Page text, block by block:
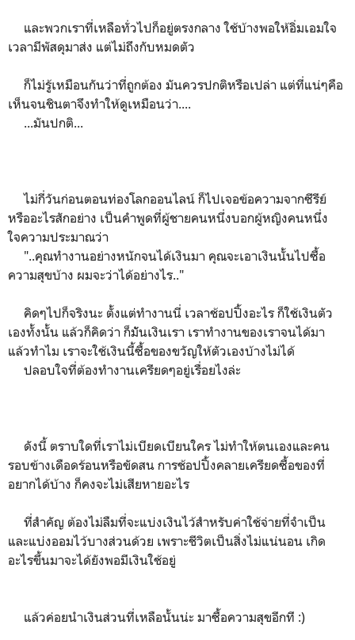
และพวกเราที่เหลือทั่วไปก็อยู่ตรงกลาง ใช้บ้างพอให้อิ่มเอมใจ
เวลามีพัสดุมาส่ง แต่ไม่ถึงกับหมดตัว
ก็ไม่รู้เหมือนกันว่าที่ถูกต้อง มันควรปกติหรือเปล่า แต่ที่แน่ๆคือ
เห็นจนชินตาจึงทำให้ดูเหมือนว่า....
...มันปกติ...
ไม่กี่วันก่อนตอนท่องโลกออนไลน์ ก็ไปเจอข้อความจากซีรีย์
หรืออะไรสักอย่าง เป็นคำพูดที่ผู้ชายคนหนึ่งบอกผู้หญิงคนหนึ่ง
ใจความประมาณว่า
"..คุณทำงานอย่างหนักจนได้เงินมา คุณจะเอาเงินนั้นไปซื้อ
ความสุขบ้าง ผมจะว่าได้อย่างไร.."
คิดๆไปก็จริงนะ ตั้งแต่ทำงานนี่ เวลาช้อปปิ้งอะไร ก็ใช้เงินตัว
เองทั้งนั้น แล้วก็คิดว่า ก็มัันเงินเรา เราทำงานของเราจนได้มา
แล้วทำไม เราจะใช้เงินนี้ซื้อของขวัญให้ตัวเองบ้างไม่ได้
ปลอบใจที่ต้องทำงานเครียดๆอยู่เรื่อยไงล่ะ
ดังนี้ ตราบใดที่เราไม่เบียดเบียนใคร ไม่ทำให้ตนเองและคน
รอบข้างเดือดร้อนหรือขัดสน การช้อปปิ้งคลายเครียดซื้อของที่
อยากได้บ้าง ก็คงจะไม่เสียหายอะไร
ที่สำคัญ ต้องไม่ลืมที่จะแบ่งเงินไว้สำหรับค่าใช้จ่ายที่จำเป็น
และแบ่งออมไว้บางส่วนด้วย เพราะชีวิตเป็นสิ่งไม่แน่นอน เกิด
อะไรขึ้นมาจะได้ยังพอมีเงินใช้อยู่
แล้วค่อยนำเงินส่วนที่เหลือนั้นน่ะ มาซื้อความสุขอีกที :)